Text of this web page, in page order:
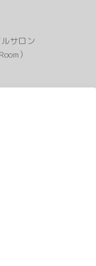
サロン
）